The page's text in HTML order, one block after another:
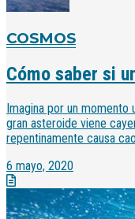
COSMOS
Cómo saber si
Imagina por un momento
gran asteroide viene
repentinamente causa
6 mayo, 2020